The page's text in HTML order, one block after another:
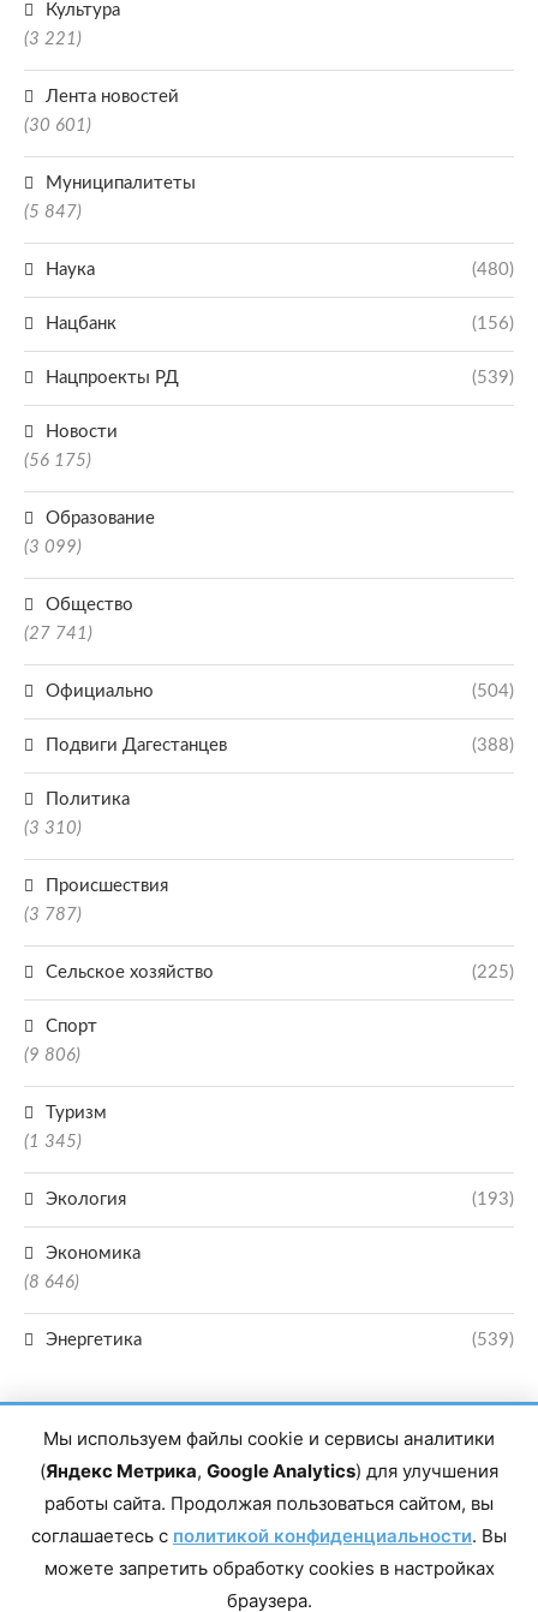
Культура
(3 221)
Лента новостей
(30 601)
Муниципалитеты
(5 847)
Наука (480)
Нацбанк (156)
Нацпроекты РД (539)
Новости
(56 175)
Образование
(3 099)
Общество
(27 741)
Официально (504)
Подвиги Дагестанцев (388)
Политика
(3 310)
Происшествия
(3 787)
Сельское хозяйство (225)
Спорт
(9 806)
Туризм
(1 345)
Экология (193)
Экономика
(8 646)
Энергетика (539)
Главный редактор сетевого издания Магомаев Тимур Нухович. Контакты
редакции: 8(988)-292-94-34 Почта: vestiskfo@gmail.com По вопросам
Дагестан, г. Махачкала, пр-т Насрутдинова, д. 1а. Все права защищены.
Копирование и использование полных материалов запрещено, частичное
Мы используем файлы cookie и сервисы аналитики
(Яндекс Метрика, Google Analytics) для улучшения
работы сайта. Продолжая пользоваться сайтом, вы
соглашаетесь с политикой конфиденциальности. Вы
можете запретить обработку cookies в настройках
браузера.